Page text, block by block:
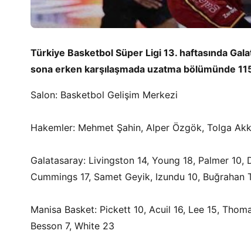
Türkiye Basketbol Süper Ligi 13. haftasında
sona erken karşılaşmada uzatma bölümünde
Salon: Basketbol Gelişim Merkezi
Hakemler: Mehmet Şahin, Alper Özgök, Tolga
Galatasaray: Livingston 14, Young 18, Palmer 10,
Cummings 17, Samet Geyik, Izundu 10, Buğrahan
Manisa Basket: Pickett 10, Acuil 16, Lee 15,
Besson 7, White 23